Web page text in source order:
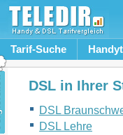
Tarif-Suche
DSL in Ihrer
DSL
DSL Lehre